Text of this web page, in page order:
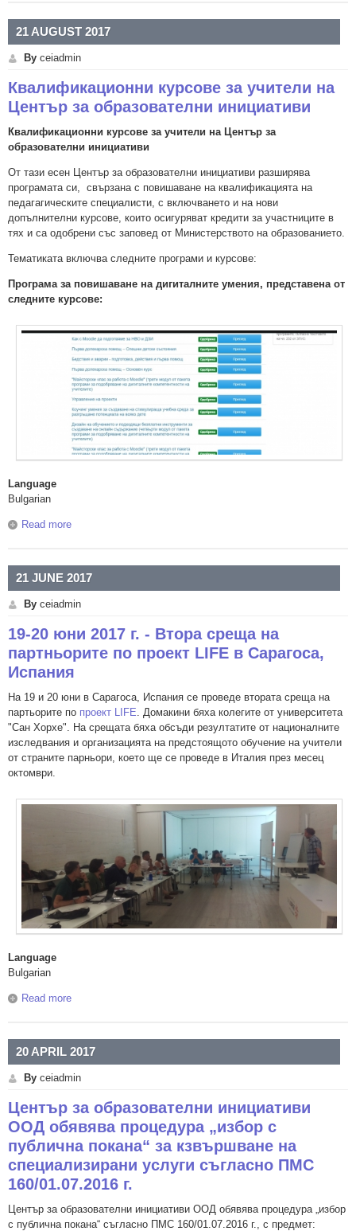
21 AUGUST 2017
By ceiadmin
Квалификационни курсове за учители на
Център за образователни инициативи
Квалификационни курсове за учители на Център за
образователни инициативи
От тази есен Център за образователни инициативи разширява
програмата си, свързана с повишаване на квалификацията на
педагагическите специалисти, с включването и на нови
допълнителни курсове, които осигуряват кредити за участниците в
тях и са одобрени със заповед от Министерството на образованието.
Тематиката включва следните програми и курсове:
Програма за повишаване на дигиталните умения, представена от
следните курсове:
Language
Bulgarian
Read more
21 JUNE 2017
By ceiadmin
19-20 юни 2017 г. - Втора среща на
партньорите по проект LIFE в Сарагоса,
Испания
На 19 и 20 юни в Сарагоса, Испания се проведе втората среща на
партьорите по проект LIFE . Домакини бяха колегите от университета
"Сан Хорхе". На срещата бяха обсъди резултатите от националните
изследвания и организацията на предстоящото обучение на учители
от страните парньори, което ще се проведе в Италия през месец
октомври.
Language
Bulgarian
Read more
20 APRIL 2017
By ceiadmin
Център за образователни инициативи
ООД обявява процедура „избор с
публична покана“ за кзвършване на
специализирани услуги съгласно ПМС
160/01.07.2016 г.
Център за образователни инициативи ООД обявява процедура „избор
с публична покана“ съгласно ПМС 160/01.07.2016 г., с предмет: